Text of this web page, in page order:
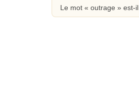
Le mot « outrage » est-